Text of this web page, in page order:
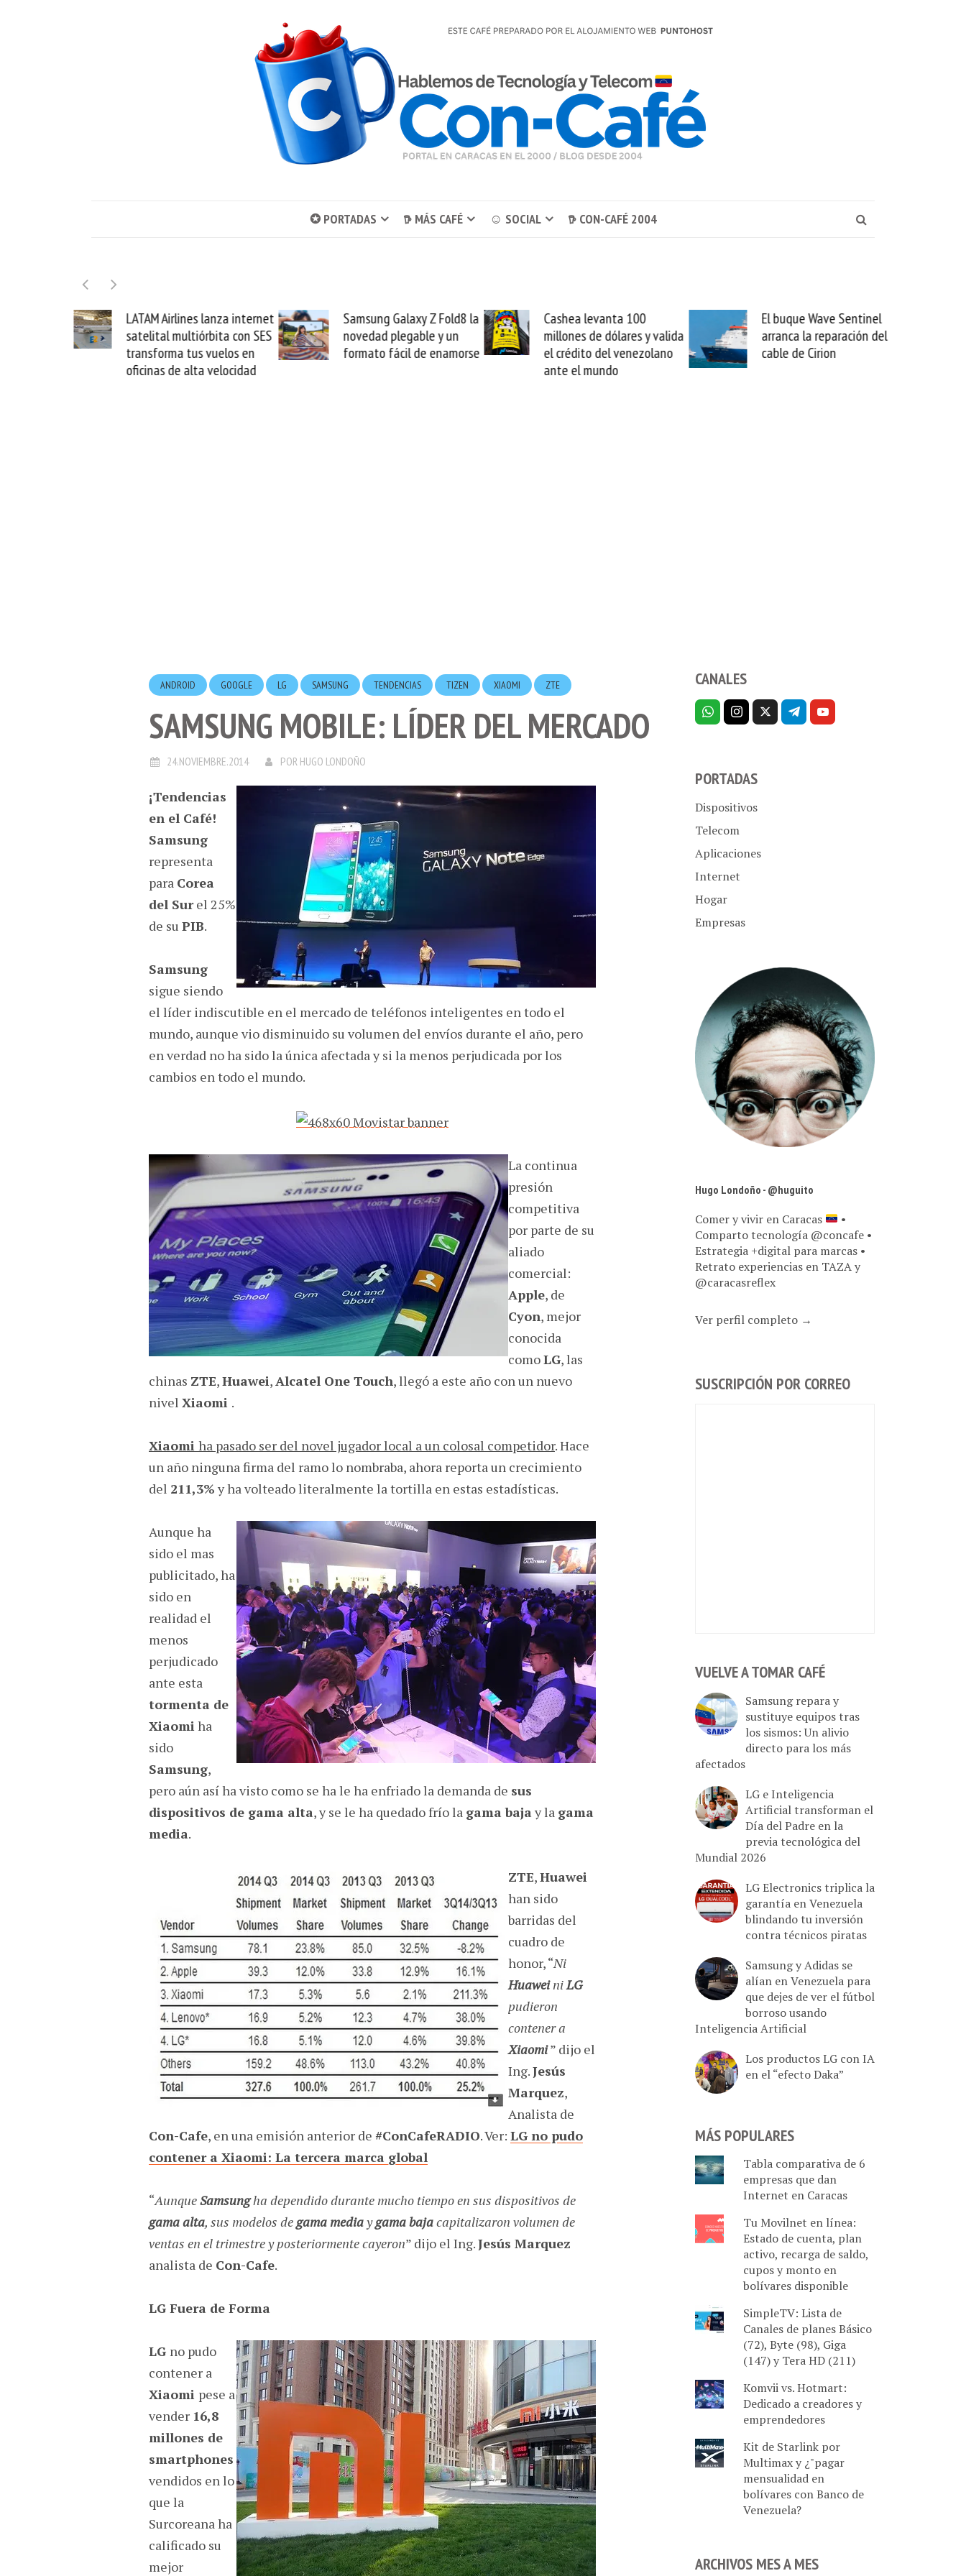
✪ PORTADAS 𖠚 MÁS CAFÉ ☺ SOCIAL 𖠚 CON-CAFÉ 2004
lanza internet
multiórbita con SES
tus vuelos en
Samsung Galaxy Z Fold8 la
novedad plegable y un
formato fácil de enamorse
Cashea levanta 100
millones de dólares y valida
el crédito del venezolano
El buque Wave Sentinel
arranca la reparación del
cable de Cirion
Uber se lleva PedidosYa y
sabemos todo lo que puede
mejorar tecnológicamente
ANDROID GOOGLE LG SAMSUNG TENDENCIAS TIZEN XIAOMI ZTE
SAMSUNG MOBILE: LÍDER DEL MERCADO
24.NOVIEMBRE.2014 POR HUGO LONDOÑO
¡Tendencias
en el Café!
Samsung
representa
para Corea
del Surel 25%
de su PIB.
Samsung
sigue siendo
el líder indiscutible en el mercado de teléfonos inteligentes en todo el
mundo, aunque vio disminuido su volumen del envíos durante el año, pero
en verdad no ha sido la única afectada y si la menos perjudicada por los
cambios en todo el mundo.
La continua
presión
competitiva
por parte de su
aliado
comercial:
Apple, de
Cyon, mejor
conocida
comoLG, las
chinas ZTE,Huawei, Alcatel One Touch, llegó a este año con un nuevo
nivel Xiaomi .
Xiaomi ha pasado ser del novel jugador local a un colosal competidor. Hace
un año ninguna firma del ramo lo nombraba, ahora reporta un crecimiento
del 211,3% y ha volteado literalmente la tortilla en estas estadísticas.
Aunque ha
sido el mas
publicitado, ha
sido en
realidad el
menos
perjudicado
ante esta
tormenta de
Xiaomi ha
sido
Samsung,
pero aún así ha visto como se ha le ha enfriado la demanda de sus
dispositivos de gama alta, y se le ha quedado frío la gama baja y la gama
media.
ZTE,Huawei
han sido
barridas del
cuadro de
honor, “Ni
HuaweiniLG
pudieron
contener a
Xiaomi” dijo el
Ing.Jesús
Marquez,
Analista de
Con-Cafe, en una emisión anterior de #ConCafeRADIO. Ver: LG no pudo
contener a Xiaomi: La tercera marca global
“AunqueSamsungha dependido durante mucho tiempo en sus dispositivos de
gama alta, sus modelos de gama mediaygama bajacapitalizaron volumen de
ventas en el trimestre y posteriormente cayeron” dijo el Ing.Jesús Marquez
analista de Con-Cafe.
LG Fuera de Forma
LG no pudo
contener a
Xiaomi pese a
vender 16,8
millones de
smartphones
vendidos en lo
que la
Surcoreana ha
calificado su
mejor
CANALES
PORTADAS
Dispositivos
Telecom
Aplicaciones
Internet
Hogar
Empresas
Hugo Londoño - @huguito
Comer y vivir en Caracas
•
Comparto tecnología @concafe •
Estrategia +digital para marcas •
Retrato experiencias en TAZA y
@caracasreflex
Ver perfil completo →
SUSCRIPCIÓN POR CORREO
VUELVE A TOMAR CAFÉ
Samsung repara y
sustituye equipos tras
los sismos: Un alivio
directo para los más
afectados
LG e Inteligencia
Artificial transforman el
Día del Padre en la
previa tecnológica del
Mundial 2026
LG Electronics triplica la
garantía en Venezuela
blindando tu inversión
contra técnicos piratas
Samsung y Adidas se
alían en Venezuela para
que dejes de ver el fútbol
borroso usando
Inteligencia Artificial
Los productos LG con IA
en el “efecto Daka”
MÁS POPULARES
Tabla comparativa de 6
empresas que dan
Internet en Caracas
Tu Movilnet en línea:
Estado de cuenta, plan
activo, recarga de saldo,
cupos y monto en
bolívares disponible
SimpleTV: Lista de
Canales de planes Básico
(72), Byte (98), Giga
(147) y Tera HD (211)
Komvii vs. Hotmart:
Dedicado a creadores y
emprendedores
Kit de Starlink por
Multimax y ¿"pagar
mensualidad en
bolívares con Banco de
Venezuela?
ARCHIVOS MES A MES